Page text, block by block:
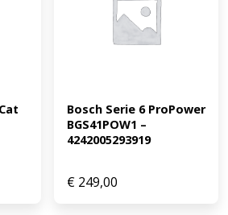
Bosch Serie 6 ProPower
BGS41POW1 –
4242005293919
€ 249,00